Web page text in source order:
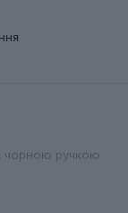
чорною ручкою